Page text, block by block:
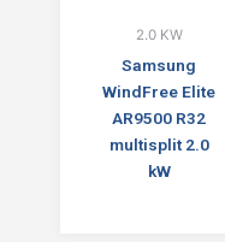
2.0 KW
Samsung
WindFree Elite
AR9500 R32
multisplit 2.0
kW